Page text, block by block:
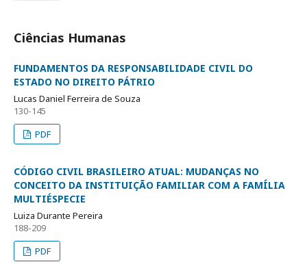
Ciências Humanas
FUNDAMENTOS DA RESPONSABILIDADE CIVIL DO
ESTADO NO DIREITO PÁTRIO
Lucas Daniel Ferreira de Souza
130-145
PDF
CÓDIGO CIVIL BRASILEIRO ATUAL: MUDANÇAS NO
CONCEITO DA INSTITUIÇÃO FAMILIAR COM A FAMÍLIA
MULTIÉSPECIE
Luiza Durante Pereira
188-209
PDF